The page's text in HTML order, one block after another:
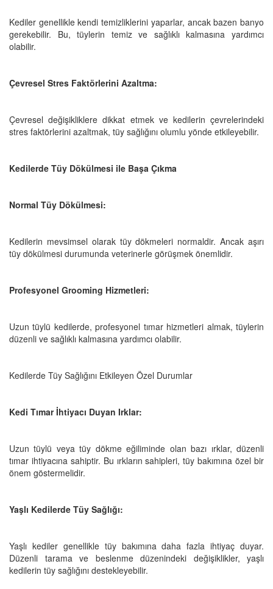
Kediler genellikle kendi temizliklerini yaparlar, ancak bazen banyo
gerekebilir. Bu, tüylerin temiz ve sağlıklı kalmasına yardımcı
olabilir.
Çevresel Stres Faktörlerini Azaltma:
Çevresel değişikliklere dikkat etmek ve kedilerin çevrelerindeki
stres faktörlerini azaltmak, tüy sağlığını olumlu yönde etkileyebilir.
Kedilerde Tüy Dökülmesi ile Başa Çıkma
Normal Tüy Dökülmesi:
Kedilerin mevsimsel olarak tüy dökmeleri normaldir. Ancak aşırı
tüy dökülmesi durumunda veterinerle görüşmek önemlidir.
Profesyonel Grooming Hizmetleri:
Uzun tüylü kedilerde, profesyonel tımar hizmetleri almak, tüylerin
düzenli ve sağlıklı kalmasına yardımcı olabilir.
Kedilerde Tüy Sağlığını Etkileyen Özel Durumlar
Kedi Tımar İhtiyacı Duyan Irklar:
Uzun tüylü veya tüy dökme eğiliminde olan bazı ırklar, düzenli
tımar ihtiyacına sahiptir. Bu ırkların sahipleri, tüy bakımına özel bir
önem göstermelidir.
Yaşlı Kedilerde Tüy Sağlığı:
Yaşlı kediler genellikle tüy bakımına daha fazla ihtiyaç duyar.
Düzenli tarama ve beslenme düzenindeki değişiklikler, yaşlı
kedilerin tüy sağlığını destekleyebilir.